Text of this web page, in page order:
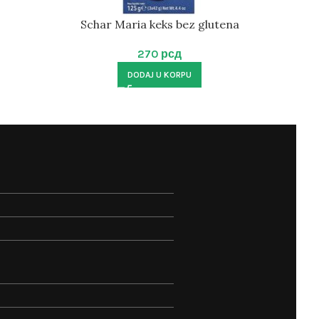
Schar Maria keks bez glutena
270 рсд
DODAJ U KORPU